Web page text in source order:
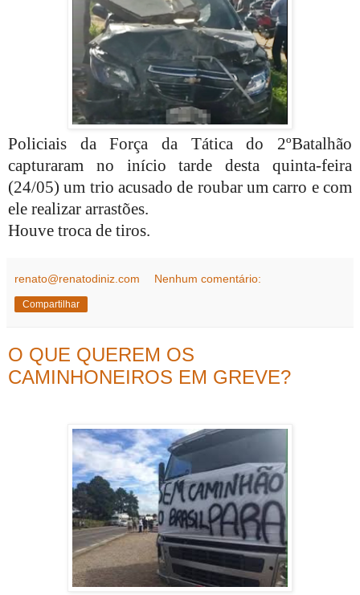
Policiais da Força da Tática do 2ºBatalhão
capturaram no início tarde desta quinta-feira
(24/05) um trio acusado de roubar um carro e com
ele realizar arrastões.
Houve troca de tiros.
renato@renatodiniz.com Nenhum comentário:
Compartilhar
O QUE QUEREM OS
CAMINHONEIROS EM GREVE?